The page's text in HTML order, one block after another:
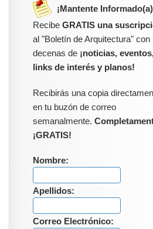
¡Mantente
Recibe GRATIS una
al "Boletín de Arquitectura" con
decenas de ¡noticias,
links de interés y planos!
Recibirás una copia
en tu buzón de correo
semanalmente.
¡GRATIS!
Nombre:
Apellidos:
Correo Electrónico: